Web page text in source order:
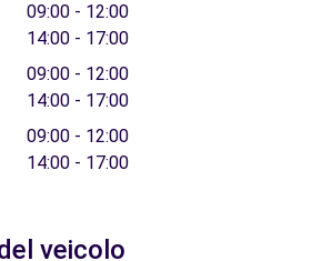
09:00 - 12:00
14:00 - 17:00
09:00 - 12:00
14:00 - 17:00
09:00 - 12:00
14:00 - 17:00
veicolo